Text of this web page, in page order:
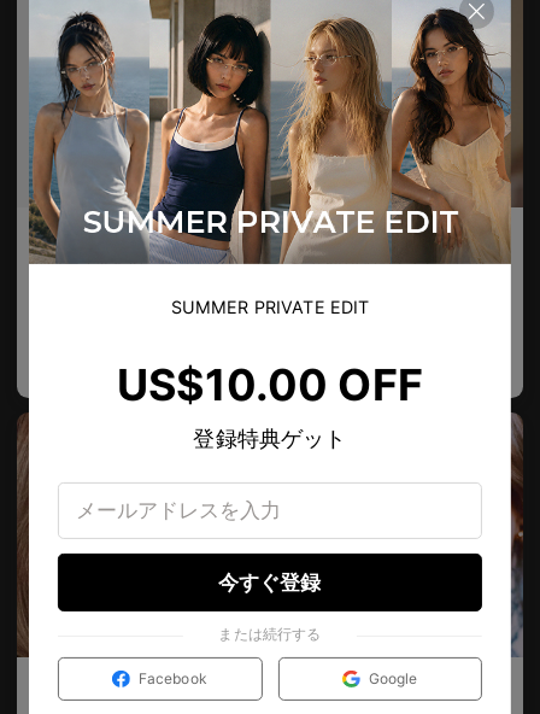
Mylo Blue Light Filter
同心円スタイル、魅力的な構造
バッグに入れる
Henk Blue Light Filter
丸みを帯びたレンズでデザインされたブルーライトフィルターグラス
US$ 56.00
SUMMER PRIVATE EDIT
US$10.00 OFF
登録特典ゲット
今すぐ登録
または続行する
Facebook Google